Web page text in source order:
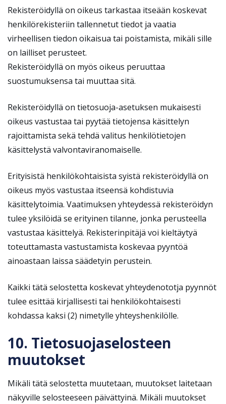
Rekisteröidyllä on oikeus tarkastaa itseään koskevat
henkilörekisteriin tallennetut tiedot ja vaatia
virheellisen tiedon oikaisua tai poistamista, mikäli sille
on lailliset perusteet.
Rekisteröidyllä on myös oikeus peruuttaa
suostumuksensa tai muuttaa sitä.
Rekisteröidyllä on tietosuoja-asetuksen mukaisesti
oikeus vastustaa tai pyytää tietojensa käsittelyn
rajoittamista sekä tehdä valitus henkilötietojen
käsittelystä valvontaviranomaiselle.
Erityisistä henkilökohtaisista syistä rekisteröidyllä on
oikeus myös vastustaa itseensä kohdistuvia
käsittelytoimia. Vaatimuksen yhteydessä rekisteröidyn
tulee yksilöidä se erityinen tilanne, jonka perusteella
vastustaa käsittelyä. Rekisterinpitäjä voi kieltäytyä
toteuttamasta vastustamista koskevaa pyyntöä
ainoastaan laissa säädetyin perustein.
Kaikki tätä selostetta koskevat yhteydenototja pyynnöt
tulee esittää kirjallisesti tai henkilökohtaisesti
kohdassa kaksi (2) nimetylle yhteyshenkilölle.
10. Tietosuojaselosteen
muutokset
Mikäli tätä selostetta muutetaan, muutokset laitetaan
näkyville selosteeseen päivättyinä. Mikäli muutokset